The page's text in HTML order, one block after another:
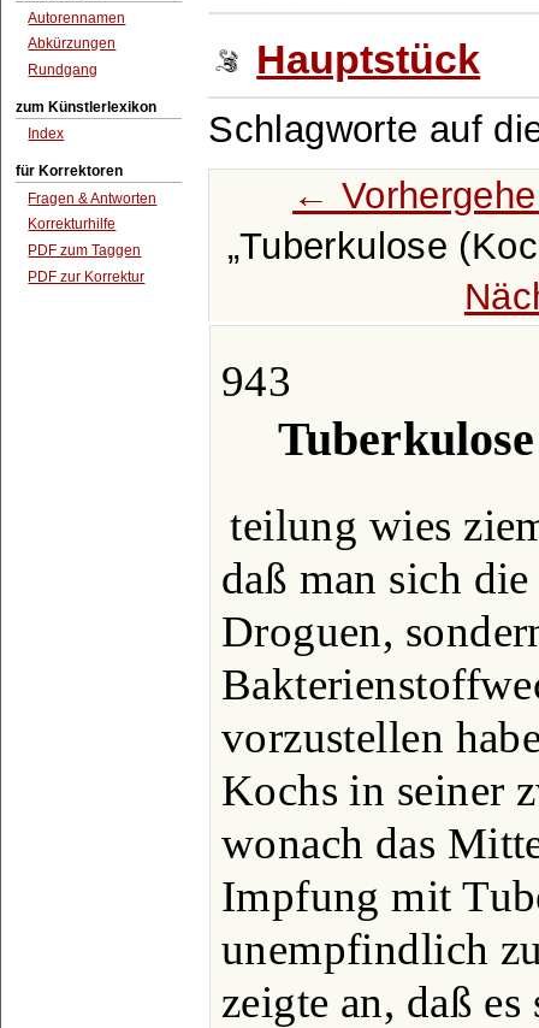
Autorennamen
Abkürzungen
Rundgang
zum Künstlerlexikon
Index
für Korrektoren
Fragen & Antworten
Korrekturhilfe
PDF zum Taggen
PDF zur Korrektur
Hauptstück
Schlagworte auf
←
Tuberkulose
943
teilung wies
daß man sich
Droguen,
vorzustellen
Kochs in seiner
wonach das
Impfung mit
unempfindlich
zeigte an, daß